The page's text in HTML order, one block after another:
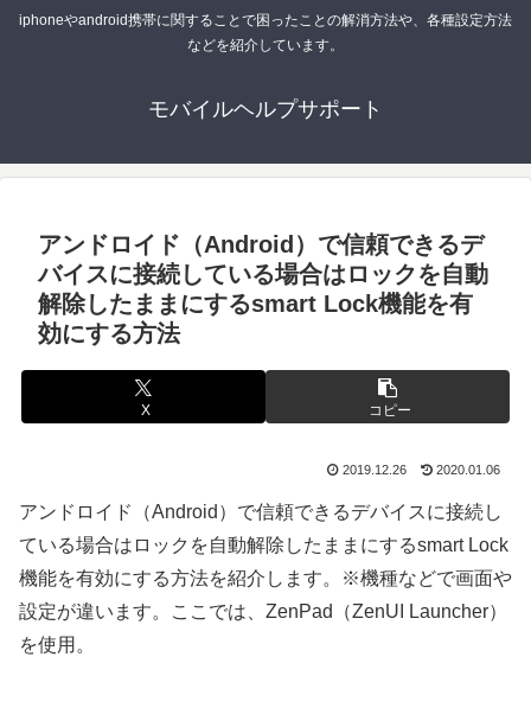
iphoneやandroid携帯に関することで困ったことの解消方法や、各種設定方法
などを紹介しています。
モバイルヘルプサポート
アンドロイド（Android）で信頼できるデ
バイスに接続している場合はロックを自動
解除したままにするsmart Lock機能を有
効にする方法
X コピー
2019.12.26 2020.01.06
アンドロイド（Android）で信頼できるデバイスに接続し
ている場合はロックを自動解除したままにするsmart Lock
機能を有効にする方法を紹介します。※機種などで画面や
設定が違います。ここでは、ZenPad（ZenUI Launcher）
を使用。